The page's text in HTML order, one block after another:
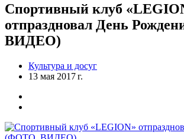
Спортивный клуб
отпраздновал День
ВИДЕО)
Культура и досуг
13 мая 2017 г.